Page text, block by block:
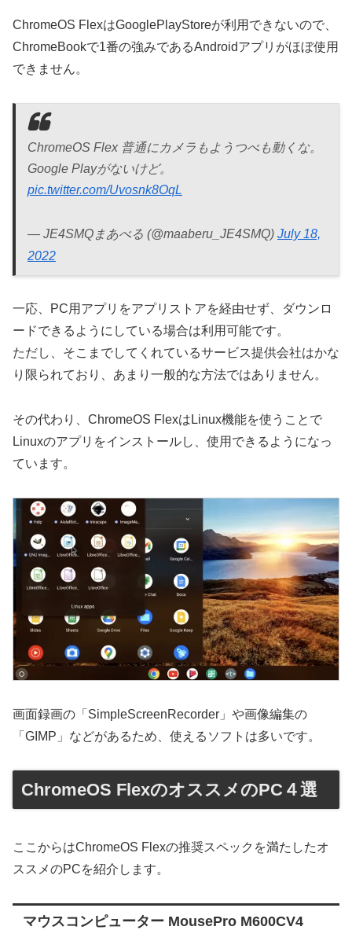
ChromeOS FlexはGooglePlayStoreが利用できないので、
ChromeBookで1番の強みであるAndroidアプリがほぼ使用
できません。
ChromeOS Flex 普通にカメラもようつべも動くな。
Google Playがないけど。
pic.twitter.com/Uvosnk8OqL
— JE4SMQまあべる (@maaberu_JE4SMQ) July 18,
2022
一応、PC用アプリをアプリストアを経由せず、ダウンロ
ードできるようにしている場合は利用可能です。
ただし、そこまでしてくれているサービス提供会社はかな
り限られており、あまり一般的な方法ではありません。
その代わり、ChromeOS FlexはLinux機能を使うことで
Linuxのアプリをインストールし、使用できるようになっ
ています。
画面録画の「SimpleScreenRecorder」や画像編集の
「GIMP」などがあるため、使えるソフトは多いです。
ChromeOS FlexのオススメのPC４選
ここからはChromeOS Flexの推奨スペックを満たしたオ
ススメのPCを紹介します。
マウスコンピューター MousePro M600CV4